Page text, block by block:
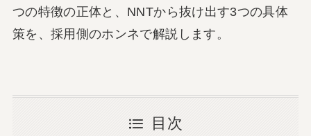
つの特徴の正体と、NNTから抜け出す3つの具体
策を、採用側のホンネで解説します。
目次